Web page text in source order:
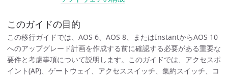
このガイドの目的
この移行ガイドでは、AOS 6、AOS 8、またはInstantからAOS 10
へのアップグレード計画を作成する前に確認する必要がある重要な
要件と考慮事項について説明します。このガイドでは、アクセスポ
イント(AP)、ゲートウェイ、アクセススイッチ、集約スイッチ、コ